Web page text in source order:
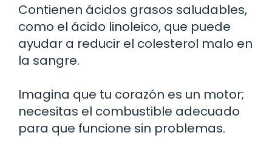
Contienen ácidos grasos saludables,
como el ácido linoleico, que puede
ayudar a reducir el colesterol malo en
la sangre.
Imagina que tu corazón es un motor;
necesitas el combustible adecuado
para que funcione sin problemas.